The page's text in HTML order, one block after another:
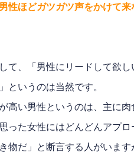
性ほどガツガツ声をかけて来
て、「男性にリードして欲
というのは当然です。
高い男性というのは、主に
った女性にはどんどんアプロ
物だ」と断言する人がいま